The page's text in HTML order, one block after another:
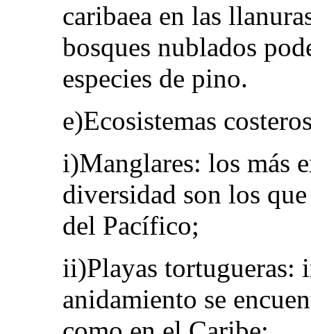
caribaea en las
bosques nublados
especies de pino.
e)Ecosistemas
i)Manglares: los más
diversidad son los
del Pacífico;
ii)Playas tortugueras:
anidamiento se